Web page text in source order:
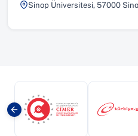
Sinop Üniversitesi, 57000
(yeni sekmede açılır)